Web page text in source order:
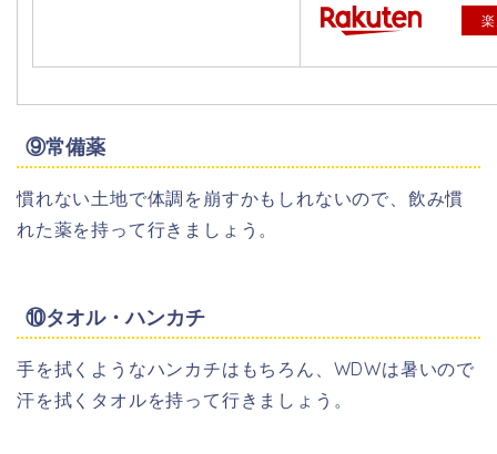
⑨常備薬
慣れない土地で体調を崩すかもしれないので、飲み慣
れた薬を持って行きましょう。
⑩タオル・ハンカチ
手を拭くようなハンカチはもちろん、WDWは暑いので
汗を拭くタオルを持って行きましょう。